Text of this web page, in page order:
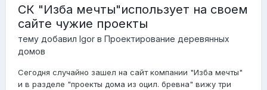
СК "Изба мечты"использует на своем
сайте чужие проекты
тему добавил Igor в Проектирование деревянных
домов
Сегодня случайно зашел на сайт компании "Изба мечты"
и в разделе "проекты дома из оцил. бревна" вижу три